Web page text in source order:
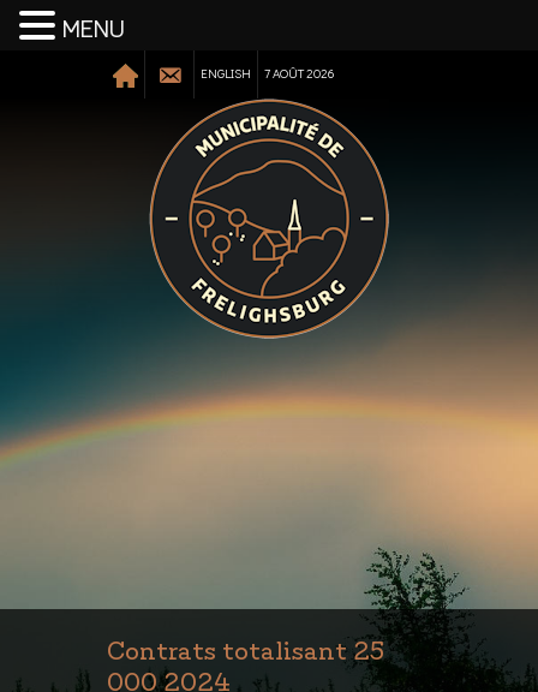
ENGLISH 7 AOÛT 2026
Contrats totalisant 25
000 2024
MENU